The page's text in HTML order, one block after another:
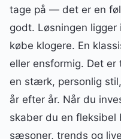
tage på — det er en
godt. Løsningen
købe klogere. En
eller ensformig. Det
en stærk, personlig
år efter år. Når du
skaber du en fleksibel
sæsoner, trends og